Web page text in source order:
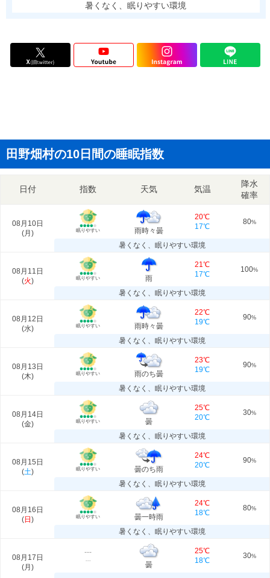
暑くなく、眠りやすい環境
田野畑村の10日間の睡眠指数
日付 指数 天気 気温
降水
確率
08月10日
(月 ) 眠りやすい 雨時々曇
20℃
17℃
80%
暑くなく、眠りやすい環境
08月11日
(火) 眠りやすい 雨
21℃
17℃
100%
暑くなく、眠りやすい環境
08月12日
(水) 眠りやすい 雨時々曇
22℃
19℃
90%
暑くなく、眠りやすい環境
08月13日
(木) 眠りやすい 雨のち曇
23℃
19℃
90%
暑くなく、眠りやすい環境
08月14日
(金) 眠りやすい 曇
25℃
20℃
30%
暑くなく、眠りやすい環境
08月15日
(土) 眠りやすい 曇のち雨
24℃
20℃
90%
暑くなく、眠りやすい環境
08月16日
(日 ) 眠りやすい 曇一時雨
24℃
18℃
80%
暑くなく、眠りやすい環境
08月17日
(月 )
---
---
曇
25℃
18℃
30%